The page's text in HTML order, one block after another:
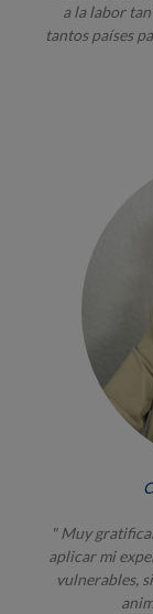
a la labor
tantos países
" Muy
aplicar mi
vulnerables,